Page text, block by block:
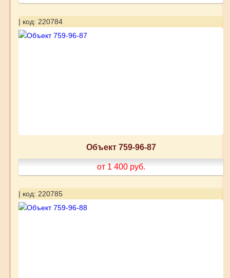
| код: 220784
Объект 759-96-87
от 1 400 руб.
| код: 220785